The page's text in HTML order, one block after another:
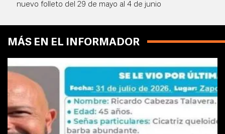
nuevo folleto del 29 de mayo al 4 de junio
MÁS EN EL INFORMADOR